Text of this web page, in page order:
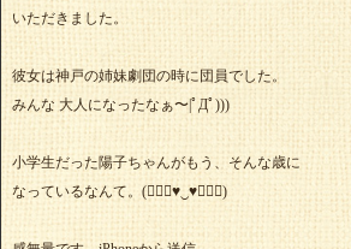
いただきました。
彼女は神戸の姉妹劇団の時に団員でした。
みんな 大人になったなぁ〜|ﾟДﾟ)))
小学生だった陽子ちゃんがもう、そんな歳に
なっているなんて。(๑⃙⃘♥‿♥๑⃙⃘)